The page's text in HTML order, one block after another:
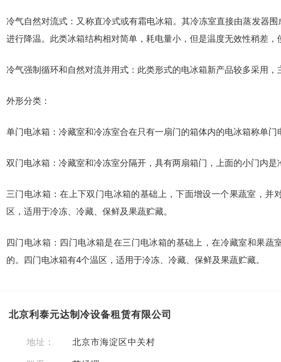
冷气自然对流式：又称直冷式或有霜电冰箱。其冷冻室直接由蒸发器
进行降温。此类冰箱结构相对简单，耗电量小，但是温度无效性稍差，
冷气强制循环和自然对流并用式：此类形式的电冰箱新产品较多采用，
外形分类：
单门电冰箱：冷藏室和冷冻室合在只有一扇门的箱体内的电冰箱称单
双门电冰箱：冷藏室和冷冻室分隔开，具有两扇箱门，上面的小门内
三门电冰箱：在上下双门电冰箱的基础上，下面增设一个果蔬室，
区，适用于冷冻、冷藏、保鲜及果蔬贮藏。
四门电冰箱：四门电冰箱是在三门电冰箱的基础上，在冷藏室和果
的。四门电冰箱有4个温区，适用于冷冻、冷藏、保鲜及果蔬贮藏。
北京利泰元达制冷设备租赁有限公司
地址：
北京市海淀区中关村